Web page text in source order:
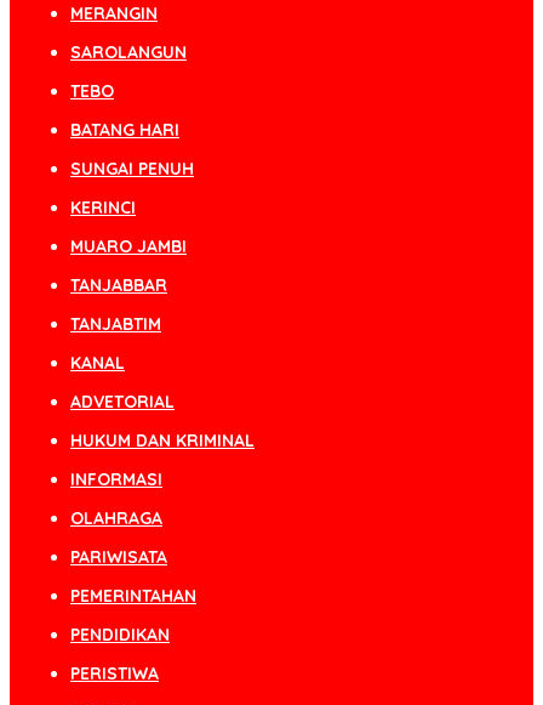
MERANGIN
SAROLANGUN
TEBO
BATANG HARI
SUNGAI PENUH
KERINCI
MUARO JAMBI
TANJABBAR
TANJABTIM
KANAL
ADVETORIAL
HUKUM DAN KRIMINAL
INFORMASI
OLAHRAGA
PARIWISATA
PEMERINTAHAN
PENDIDIKAN
PERISTIWA